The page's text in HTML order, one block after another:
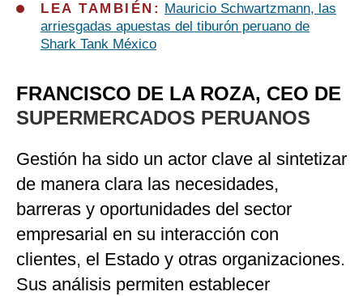
LEA TAMBIÉN: Mauricio Schwartzmann, las
arriesgadas apuestas del tiburón peruano de
Shark Tank México
FRANCISCO DE LA ROZA, CEO DE
SUPERMERCADOS PERUANOS
Gestión ha sido un actor clave al sintetizar
de manera clara las necesidades,
barreras y oportunidades del sector
empresarial en su interacción con
clientes, el Estado y otras organizaciones.
Sus análisis permiten establecer